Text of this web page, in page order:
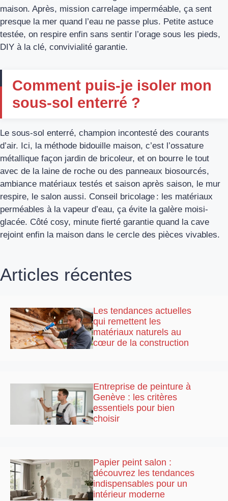
maison. Après, mission carrelage imperméable, ça sent
presque la mer quand l’eau ne passe plus. Petite astuce
testée, on respire enfin sans sentir l’orage sous les pieds,
DIY à la clé, convivialité garantie.
Comment puis-je isoler mon
sous-sol enterré ?
Le sous-sol enterré, champion incontesté des courants
d’air. Ici, la méthode bidouille maison, c’est l’ossature
métallique façon jardin de bricoleur, et on bourre le tout
avec de la laine de roche ou des panneaux biosourcés,
ambiance matériaux testés et saison après saison, le mur
respire, le salon aussi. Conseil bricolage : les matériaux
perméables à la vapeur d’eau, ça évite la galère moisi-
glacée. Côté cosy, minute fierté garantie quand la cave
rejoint enfin la maison dans le cercle des pièces vivables.
Articles récentes
Les tendances actuelles
qui remettent les
matériaux naturels au
cœur de la construction
Entreprise de peinture à
Genève : les critères
essentiels pour bien
choisir
Papier peint salon :
découvrez les tendances
indispensables pour un
intérieur moderne